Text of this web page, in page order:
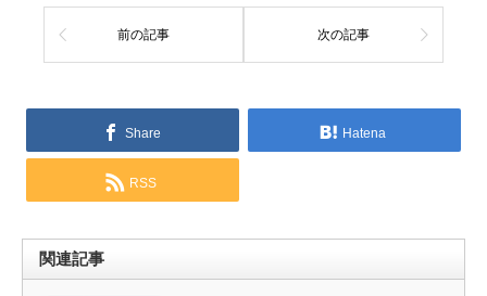
前の記事 次の記事
Share Hatena
RSS
関連記事